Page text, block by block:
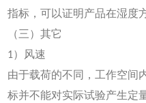
指标，可以证明产品在湿度
（三）其它
1）风速
由于载荷的不同，工作空间
标并不能对实际试验产生定